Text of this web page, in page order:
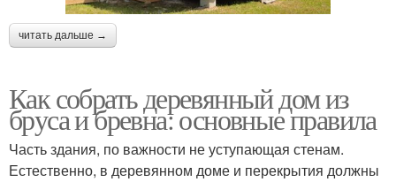
читать дальше →
Как собрать деревянный дом из
бруса и бревна: основные правила
Часть здания, по важности не уступающая стенам.
Естественно, в деревянном доме и перекрытия должны